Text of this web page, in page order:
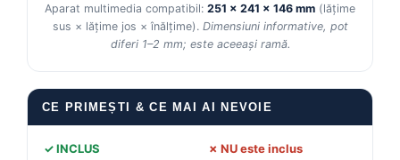
Aparat multimedia compatibil: 251 × 241 × 146 mm (lățime
sus × lățime jos × înălțime). Dimensiuni informative, pot
diferi 1–2 mm; este aceeași ramă.
CE PRIMEȘTI & CE MAI AI NEVOIE
✓ INCLUS ✗ NU este inclus